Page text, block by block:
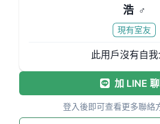
浩 ♂
現有室友
此用戶沒有自
加 LINE
登入後即可查看更多聯絡